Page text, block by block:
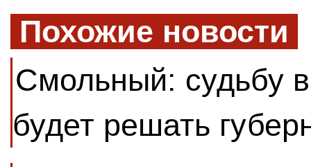
Похожие новости
Смольный: судьбу
будет решать